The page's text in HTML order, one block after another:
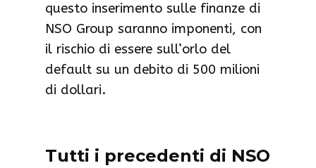
questo inserimento sulle finanze di
NSO Group saranno imponenti, con
il rischio di essere sull’orlo del
default su un debito di 500 milioni
di dollari.
Tutti i precedenti di NSO